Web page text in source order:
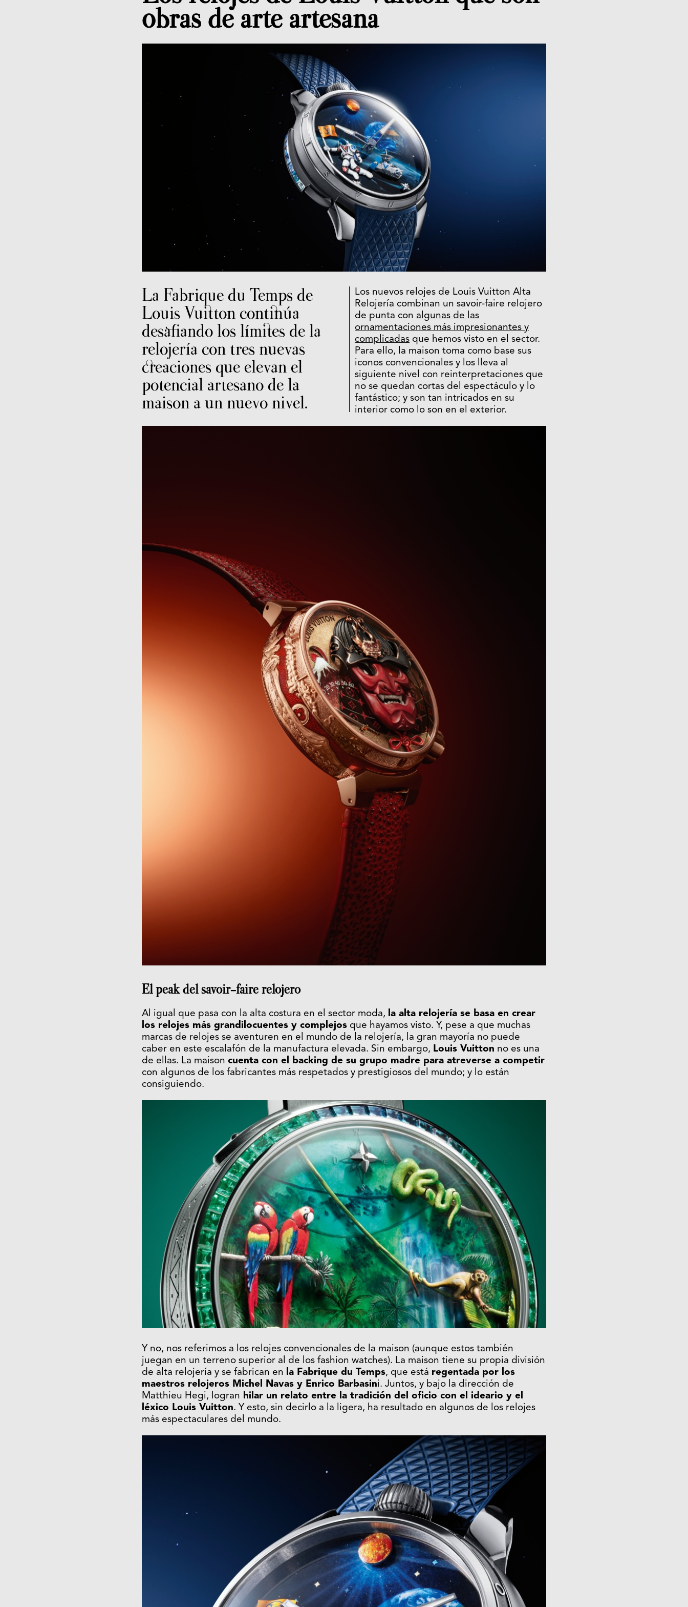
obras de arte artesana
La Fabrique du Temps de
Louis Vuitton continúa
desafiando los límites de la
relojería con tres nuevas
creaciones que elevan el
potencial artesano de la
maison a un nuevo nivel.
Los nuevos relojes de Louis Vuitton Alta
Relojería combinan un savoir-faire relojero
de punta con algunas de las
ornamentaciones más impresionantes y
complicadas que hemos visto en el sector.
Para ello, la maison toma como base sus
iconos convencionales y los lleva al
siguiente nivel con reinterpretaciones que
no se quedan cortas del espectáculo y lo
fantástico; y son tan intricados en su
interior como lo son en el exterior.
El peak del savoir-faire relojero
Al igual que pasa con la alta costura en el sector moda, la alta relojería se basa en crear
los relojes más grandilocuentes y complejos que hayamos visto. Y, pese a que muchas
marcas de relojes se aventuren en el mundo de la relojería, la gran mayoría no puede
caber en este escalafón de la manufactura elevada. Sin embargo, Louis Vuitton no es una
de ellas. La maison cuenta con el backing de su grupo madre para atreverse a competir
con algunos de los fabricantes más respetados y prestigiosos del mundo; y lo están
consiguiendo.
Y no, nos referimos a los relojes convencionales de la maison (aunque estos también
juegan en un terreno superior al de los fashion watches). La maison tiene su propia división
de alta relojería y se fabrican en la Fabrique du Temps, que está regentada por los
maestros relojeros Michel Navas y Enrico Barbasini. Juntos, y bajo la dirección de
Matthieu Hegi, logran hilar un relato entre la tradición del oficio con el ideario y el
léxico Louis Vuitton. Y esto, sin decirlo a la ligera, ha resultado en algunos de los relojes
más espectaculares del mundo.